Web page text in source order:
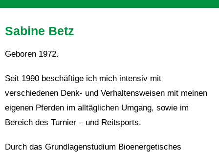
Sabine Betz
Geboren 1972.
Seit 1990 beschäftige ich mich intensiv mit
verschiedenen Denk- und Verhaltensweisen mit meinen
eigenen Pferden im alltäglichen Umgang, sowie im
Bereich des Turnier – und Reitsports.
Durch das Grundlagenstudium Bioenergetisches